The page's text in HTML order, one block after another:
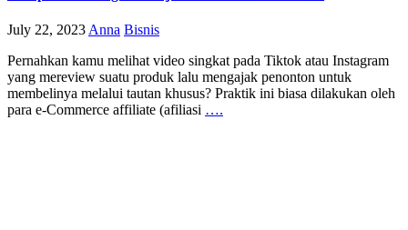
July 22, 2023 Anna Bisnis
Pernahkan kamu melihat video singkat pada Tiktok atau Instagram
yang mereview suatu produk lalu mengajak penonton untuk
membelinya melalui tautan khusus? Praktik ini biasa dilakukan oleh
para e-Commerce affiliate (afiliasi ….